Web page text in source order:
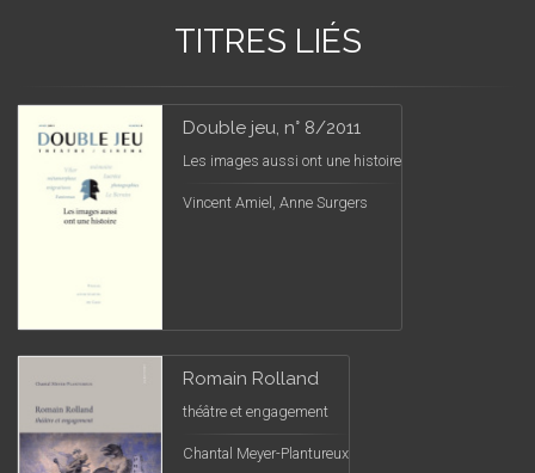
TITRES LIÉS
Double jeu, n° 8/2011
Les images aussi ont une histoire
Vincent Amiel, Anne Surgers
Romain Rolland
théâtre et engagement
Chantal Meyer-Plantureux